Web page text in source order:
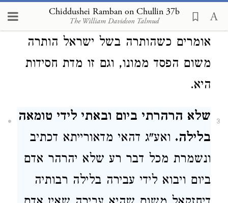
Chiddushei Ramban on Chullin 37b
The William Davidson Talmud
2
אלמא שריא. מצאתי כתוב שהגאונים
אומרים כשהותרה בשל ישראל הותרה
משום הפסד ממונו, וגם זו מדת חסידות
היא.
3
שלא הרהרתי ביום ובאתי לידי טומאה
בלילה. ואע"ג דהאי מדאורייתא דכתיב
ונשמרת מכל דבר רע שלא יהרהר אדם
ביום ויבוא לידי עבירה בלילה רבותיה